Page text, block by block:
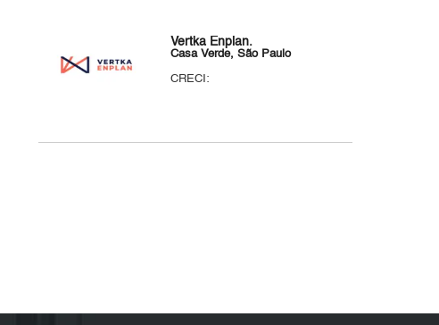
Vertka Enplan.
Casa Verde, São Paulo
CRECI: